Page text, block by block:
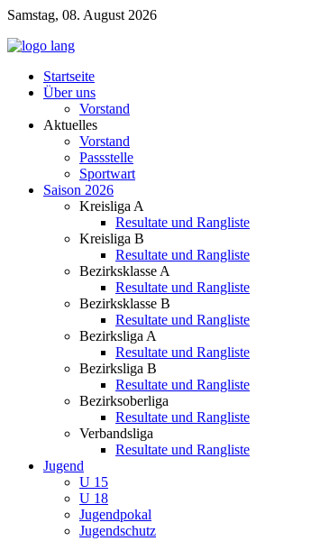
Samstag, 08. August 2026
Startseite
Über uns
Vorstand
Aktuelles
Vorstand
Passstelle
Sportwart
Saison 2026
Kreisliga A
Resultate und Rangliste
Kreisliga B
Resultate und Rangliste
Bezirksklasse A
Resultate und Rangliste
Bezirksklasse B
Resultate und Rangliste
Bezirksliga A
Resultate und Rangliste
Bezirksliga B
Resultate und Rangliste
Bezirksoberliga
Resultate und Rangliste
Verbandsliga
Resultate und Rangliste
Jugend
U 15
U 18
Jugendpokal
Jugendschutz